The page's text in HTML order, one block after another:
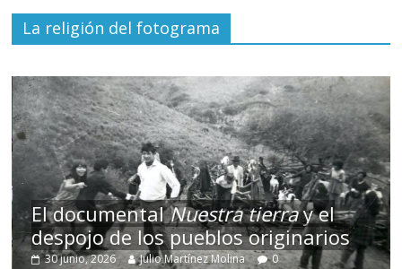
La religión del fotograma
El documentalNuestra tierray el
despojo de los pueblos originarios
30 junio, 2026 Julio Martínez Molina 0